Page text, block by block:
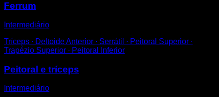
Ferrum
Intermediário
Tríceps ∙ Deltoide Anterior ∙ Serrátil ∙ Peitoral Superior ∙
Trapézio Superior ∙ Peitoral Inferior
Peitoral e tríceps
Intermediário